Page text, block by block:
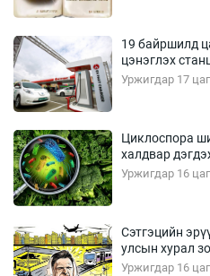
19 байршилд
цэнэглэх
Уржигдар 17
Циклоспора
халдвар
Уржигдар 16
Сэтгэцийн
улсын хурал
Уржигдар 16